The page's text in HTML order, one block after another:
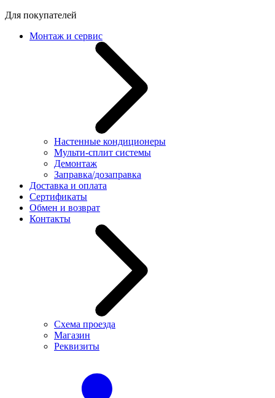
Для покупателей
Монтаж и сервис
Настенные кондиционеры
Мульти-сплит системы
Демонтаж
Заправка/дозаправка
Доставка и оплата
Сертификаты
Обмен и возврат
Контакты
Схема проезда
Магазин
Реквизиты